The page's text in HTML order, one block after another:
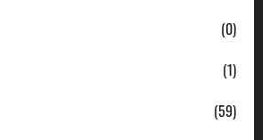
(0)
(1)
(59)